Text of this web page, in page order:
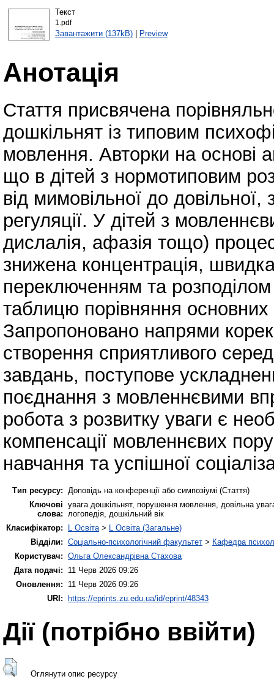
Текст
1.pdf
Завантажити (137kB)| Preview
Анотація
Стаття присвячена
дошкільнят із типовим
мовлення. Авторки на основі
що в дітей з нормотиповим
від мимовільної до довільної,
регуляції. У дітей з
дислалія, афазія тощо)
знижена концентрація,
переключенням та
таблицю порівняння основних
Запропоновано напрями
створення сприятливого
завдань, поступове
поєднання з мовленнєвими
робота з розвитку уваги є
компенсації мовленнєвих
навчання та успішної
Тип ресурсу:
Доповідь на конференції або симпозіумі (Стаття)
Ключові
слова:
увага дошкільнят, порушення мовлення, довільна
логопедія, дошкільний вік
Класифікатор:
L Освіта > L Освіта (Загальне)
Відділи: Соціально-психологічний факультет > Кафедра
Користувач: Ольга Олександрівна Стахова
Дата подачі:
11 Черв 2026 09:26
Оновлення:
11 Черв 2026 09:26
URI: https://eprints.zu.edu.ua/id/eprint/48343
Дії ​​(потрібно ввійти)
Оглянути опис ресурсу